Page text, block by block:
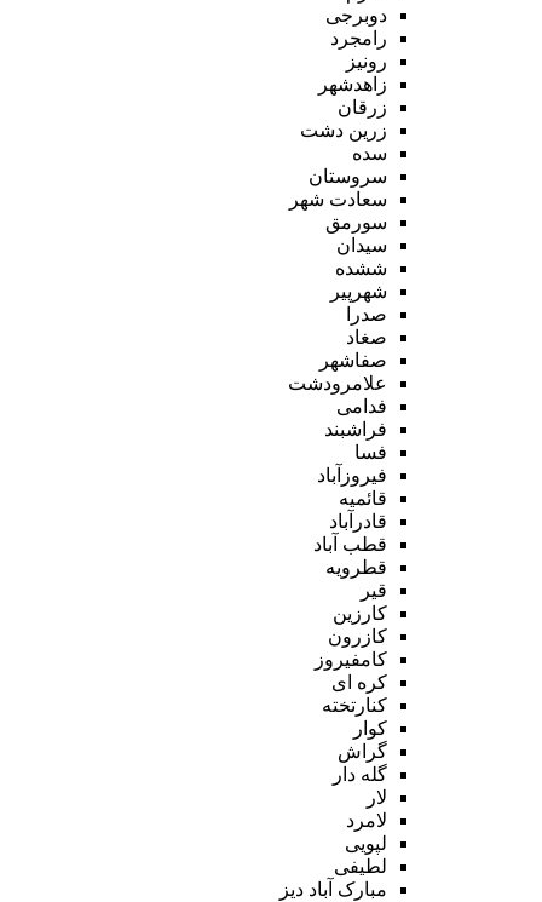
دوبرجی
رامجرد
رونیز
زاهدشهر
زرقان
زرین دشت
سده
سروستان
سعادت شهر
سورمق
سیدان
ششده
شهرپیر
صدرا
صغاد
صفاشهر
علامرودشت
فدامی
فراشبند
فسا
فیروزآباد
قائمیه
قادرآباد
قطب آباد
قطرویه
قیر
کارزین
کازرون
کامفیروز
کره ای
کنارتخته
کوار
گراش
گله دار
لار
لامرد
لپویی
لطیفی
مبارک آباد دیز